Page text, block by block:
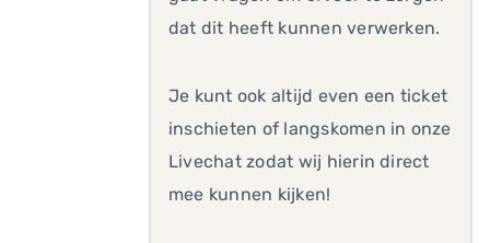
dat dit heeft kunnen verwerken.
Je kunt ook altijd even een ticket
inschieten of langskomen in onze
Livechat zodat wij hierin direct
mee kunnen kijken!